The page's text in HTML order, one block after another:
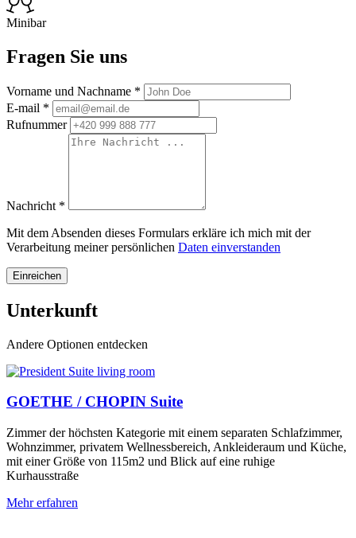
Minibar
Fragen Sie uns
Vorname und Nachname *
E-mail *
Rufnummer
Nachricht *
Mit dem Absenden dieses Formulars erkläre ich mich mit der
Verarbeitung meiner persönlichen Daten einverstanden
Einreichen
Unterkunft
Andere Optionen entdecken
Doppelzimmer Superior
Höhere Kategorie des Superior-Doppelhotelzimmers mit einer
Größe von 28 - 34 m2 und Blick auf eine ruhige Kurstraße
Hof